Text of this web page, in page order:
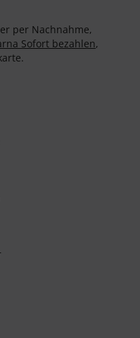
per Nachnahme,
Sofort bezahlen,